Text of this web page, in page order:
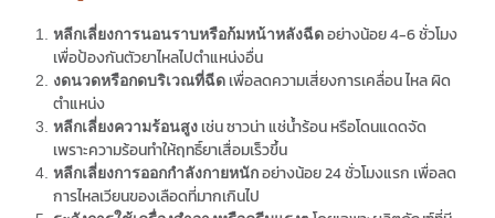
หลีกเลี่ยงการนอนราบหรือก้มหน้าหลังฉีดอย่างน้อย 4-6 ชั่วโมง
เพื่อป้องกันตัวยาไหลไปตำแหน่งอื่น
งดนวดหรือกดบริเวณที่ฉีด เพื่อลดความเสี่ยงการเคลื่อน ไหล ผิด
ตำแหน่ง
หลีกเลี่ยงความร้อนสูง เช่น ซาวน่า แช่น้ำร้อน หรือโดนแดดจัด
เพราะความร้อนทำให้ฤทธิ์ยาเสื่อมเร็วขึ้น
หลีกเลี่ยงการออกกำลังกายหนักอย่างน้อย 24 ชั่วโมงแรก เพื่อลด
การไหลเวียนของเลือดที่มากเกินไป